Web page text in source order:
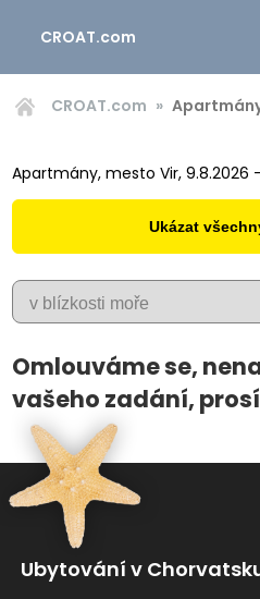
CROAT.com
CROAT.com
Apartmány, mesto Vir, 9.8.2026
Ukázat
Omlouváme se,
vašeho zadání,
Ubytování v